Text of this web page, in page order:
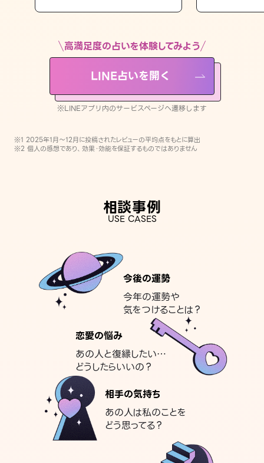
LINE占いを開く
※LINEアプリ内のサービスページへ遷移します
高満足度の占いを体験してみよう
LINE占いを開く
※LINEアプリ内のサービスページへ遷移します
※1 2025年1月〜12月に投稿されたレビューの平均点をもとに算出
※2 個人の感想であり、効果・効能を保証するものではありません
相談事例
USE CASES
今後の運勢
今年の運勢や
気をつけることは？
恋愛の悩み
あの人と復縁したい…
どうしたらいいの？
相手の気持ち
あの人は私のことを
どう思ってる？